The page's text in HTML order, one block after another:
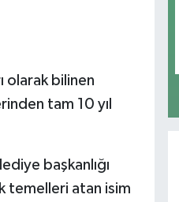
olarak bilinen
tam 10 yıl
başkanlığı
temelleri atan isim